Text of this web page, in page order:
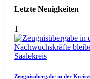
Letzte Neuigkeiten
1
Saalekreis
Zeugnisübergabe in der